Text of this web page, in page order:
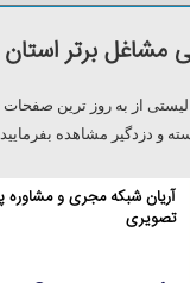
برتر استان
لیستی از به روز ترین
و دزدگیر مشاهده
آریان شبکه مجری و مشاوره
تصویری